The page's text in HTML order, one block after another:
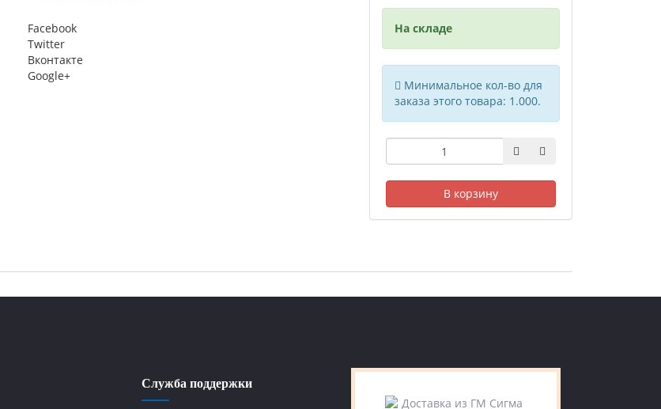
Facebook
Twitter
Вконтакте
Google+
На складе
Минимальное кол-во для
заказа этого товара: 1.000.
В корзину
Служба поддержки